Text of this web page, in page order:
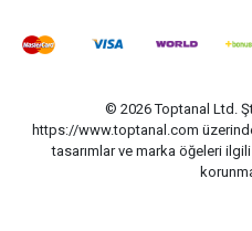
© 2026 Toptanal Ltd.
https://www.toptanal.com
tasarımlar ve marka öğeleri